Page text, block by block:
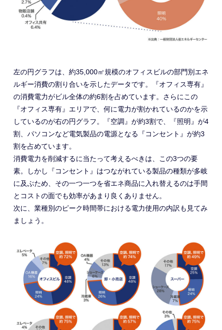
左の円グラフは、約35,000㎡規模のオフィスビルの部門別エネ
ルギー消費の割り合いを示したデータです。『オフィス専有』
の消費電力がビル全体の約6割を占めています。さらにこの
『オフィス専有』エリアで、何に電力が割かれているのかを示
しているのが右の円グラフ。『空調』が約3割で、『照明』が4
割、パソコンなど電気製品の電源となる『コンセント』が約3
割を占めています。
消費電力を削減するに当たって考えるべきは、この3つの要
素。しかし『コンセント』はつながれている製品の種類が多岐
に及ぶため、その一つ一つを省エネ商品に入れ替えるのは手間
とコストの面でも効率があまり良くありません。
次に、業種別のピーク時間帯における電力使用の内訳も見てみ
ましょう。